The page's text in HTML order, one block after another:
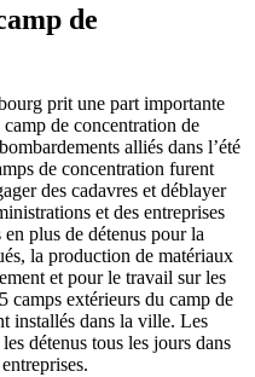
de
prit une part importante
de concentration de
alliés dans l’été
de concentration furent
des cadavres et déblayer
et des entreprises
plus de détenus pour la
la production de matériaux
et pour le travail sur les
camps extérieurs du camp de
installés dans la ville. Les
détenus tous les jours dans